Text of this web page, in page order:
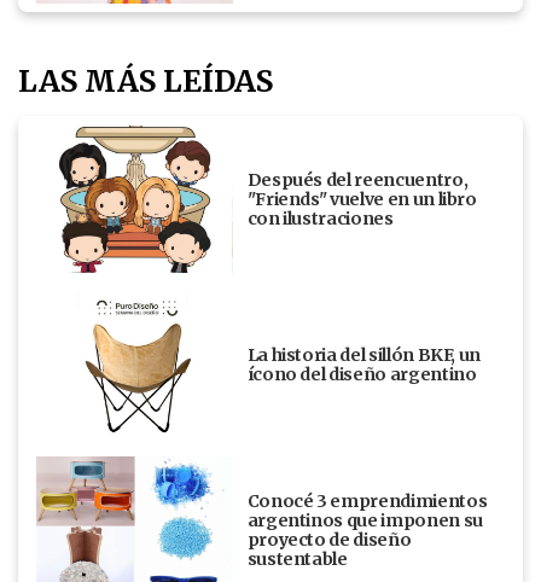
LAS MÁS LEÍDAS
Después del reencuentro,
"Friends" vuelve en un libro
con ilustraciones
La historia del sillón BKF, un
ícono del diseño argentino
Conocé 3 emprendimientos
argentinos que imponen su
proyecto de diseño
sustentable